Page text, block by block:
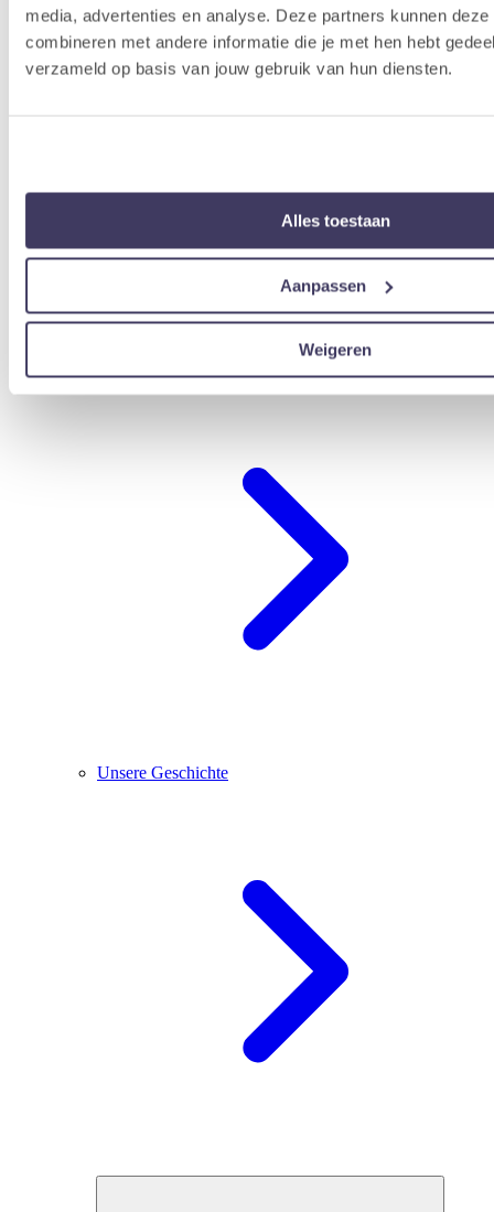
media, advertenties en analyse. Deze partners kunnen deze
combineren met andere informatie die je met hen hebt
verzameld op basis van jouw gebruik van hun diensten.
Alles toestaan
Aanpassen
Weigeren
Unsere Geschichte